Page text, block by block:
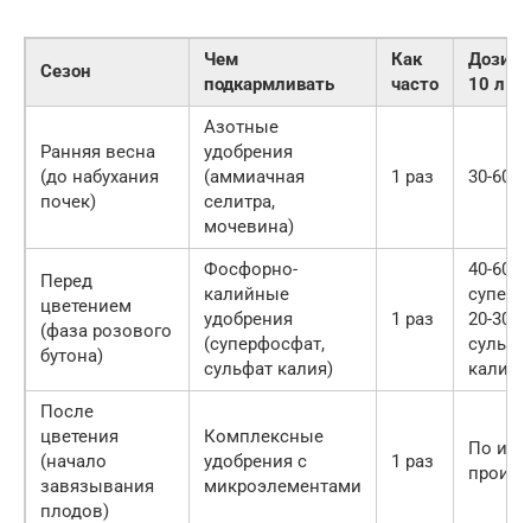
Сезон
Чем
подкармливать
Как
часто
10 л
Ранняя весна
(до набухания
почек)
Азотные
удобрения
(аммиачная
селитра,
мочевина)
1 раз 30-60 г
Перед
цветением
(фаза розового
бутона)
Фосфорно-
калийные
удобрения
(суперфосфат,
сульфат калия)
1 раз
40-60 г
20-30 г
калия
После
цветения
(начало
завязывания
плодов)
Комплексные
удобрения с
микроэлементами
1 раз
По